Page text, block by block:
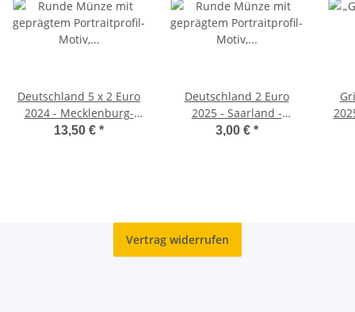
Deutschland 5 x 2 Euro
2024 - Mecklenburg-
Vorpommern -
13,50 € *
Deutschland 2 Euro
2025 - Saarland -
Saarschleife - J*
3,00 € *
Vertrag widerrufen